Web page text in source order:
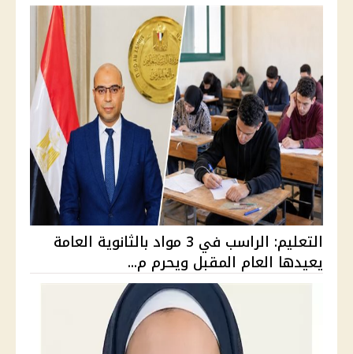
التعليم: الراسب في 3 مواد بالثانوية العامة
يعيدها العام المقبل ويحرم م...